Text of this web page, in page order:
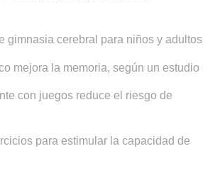
gimnasia cerebral para niños y adultos
mejora la memoria, según un estudio
con juegos reduce el riesgo de
para estimular la capacidad de